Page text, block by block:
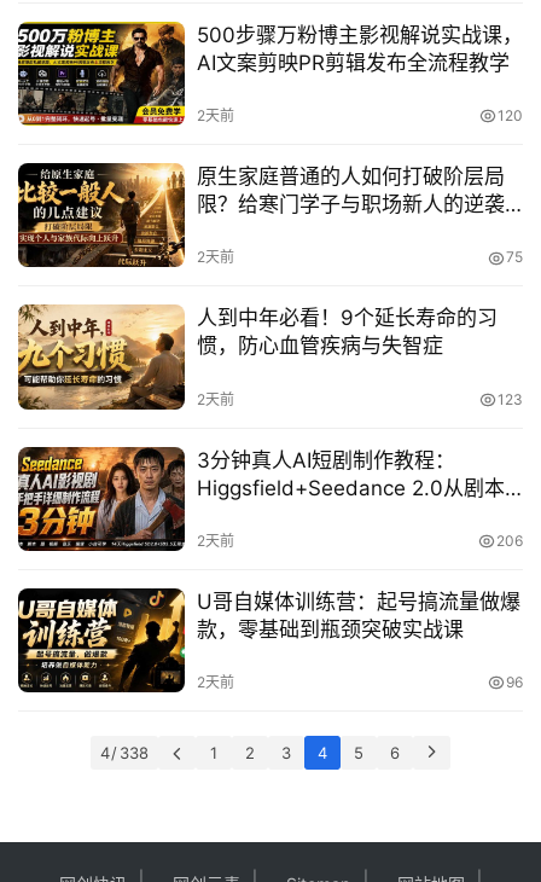
缘
创
业
网
500步骤万粉博主影视解说实战课，
AI文案剪映PR剪辑发布全流程教学
2天前 120
原生家庭普通的人如何打破阶层局
限？给寒门学子与职场新人的逆袭
2天前 75
人到中年必看！9个延长寿命的习
惯，防心血管疾病与失智症
2天前 123
3分钟真人AI短剧制作教程：
Higgsfield+Seedance 2.0从剧本
2天前 206
U哥自媒体训练营：起号搞流量做爆
款，零基础到瓶颈突破实战课
2天前 96
4 / 338 1 2 3 4 5 6